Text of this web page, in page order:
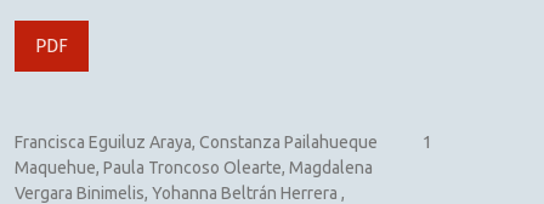
PDF
Francisca Eguiluz Araya, Constanza Pailahueque
Maquehue, Paula Troncoso Olearte, Magdalena
Vergara Binimelis, Yohanna Beltrán Herrera ,
1